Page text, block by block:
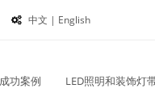
中文 | English
成功案例 LED照明和装饰灯